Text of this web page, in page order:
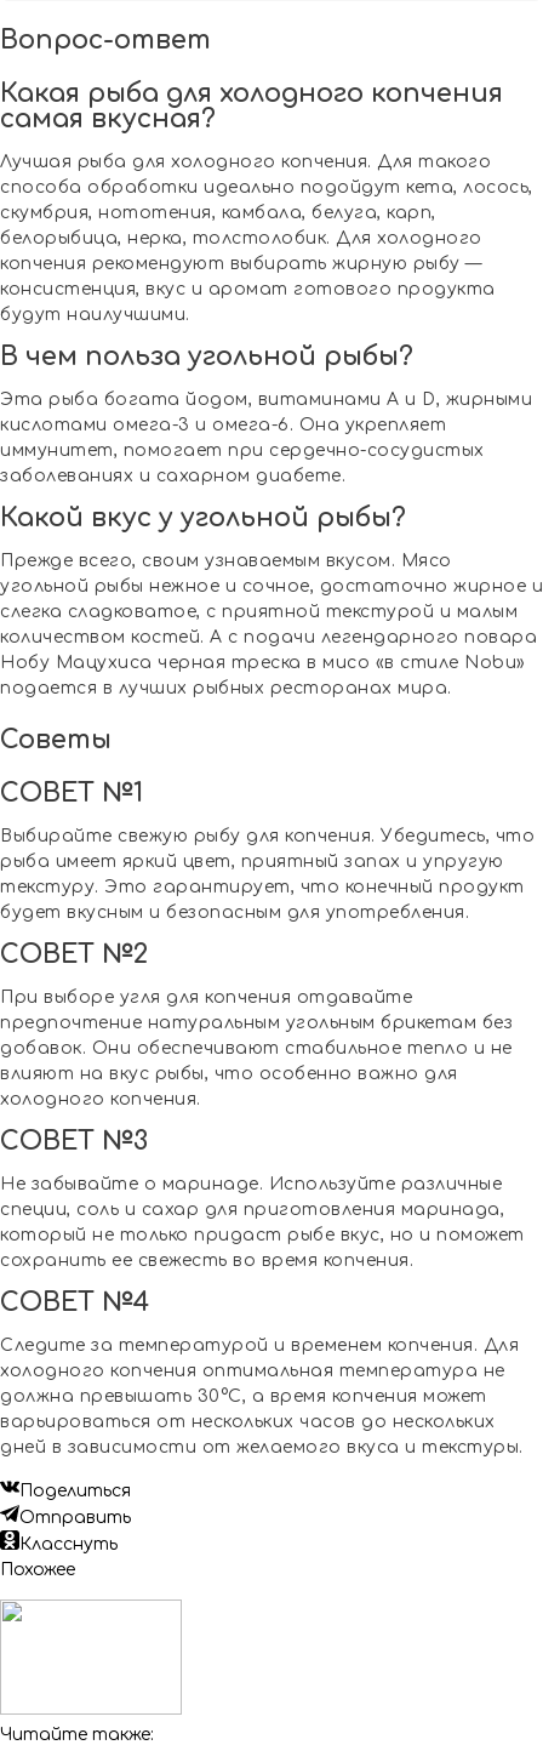
Вопрос-ответ
Какая рыба для холодного копчения
самая вкусная?
Лучшая рыба для холодного копчения. Для такого
способа обработки идеально подойдут кета, лосось,
скумбрия, нототения, камбала, белуга, карп,
белорыбица, нерка, толстолобик. Для холодного
копчения рекомендуют выбирать жирную рыбу —
консистенция, вкус и аромат готового продукта
будут наилучшими.
В чем польза угольной рыбы?
Эта рыба богата йодом, витаминами А и D, жирными
кислотами омега-3 и омега-6. Она укрепляет
иммунитет, помогает при сердечно-сосудистых
заболеваниях и сахарном диабете.
Какой вкус у угольной рыбы?
Прежде всего, своим узнаваемым вкусом. Мясо
угольной рыбы нежное и сочное, достаточно жирное и
слегка сладковатое, с приятной текстурой и малым
количеством костей. А с подачи легендарного повара
Нобу Мацухиса черная треска в мисо «в стиле Nobu»
подается в лучших рыбных ресторанах мира.
Советы
СОВЕТ №1
Выбирайте свежую рыбу для копчения. Убедитесь, что
рыба имеет яркий цвет, приятный запах и упругую
текстуру. Это гарантирует, что конечный продукт
будет вкусным и безопасным для употребления.
СОВЕТ №2
При выборе угля для копчения отдавайте
предпочтение натуральным угольным брикетам без
добавок. Они обеспечивают стабильное тепло и не
влияют на вкус рыбы, что особенно важно для
холодного копчения.
СОВЕТ №3
Не забывайте о маринаде. Используйте различные
специи, соль и сахар для приготовления маринада,
который не только придаст рыбе вкус, но и поможет
сохранить ее свежесть во время копчения.
СОВЕТ №4
Следите за температурой и временем копчения. Для
холодного копчения оптимальная температура не
должна превышать 30°C, а время копчения может
варьироваться от нескольких часов до нескольких
дней в зависимости от желаемого вкуса и текстуры.
Поделиться
Отправить
Класснуть
Похожее
Читайте также: